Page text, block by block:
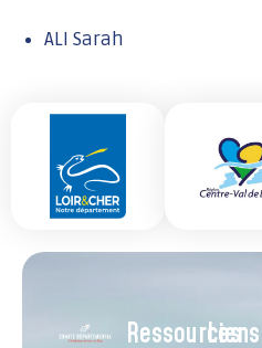
ALI Sarah
Ressources
Liens